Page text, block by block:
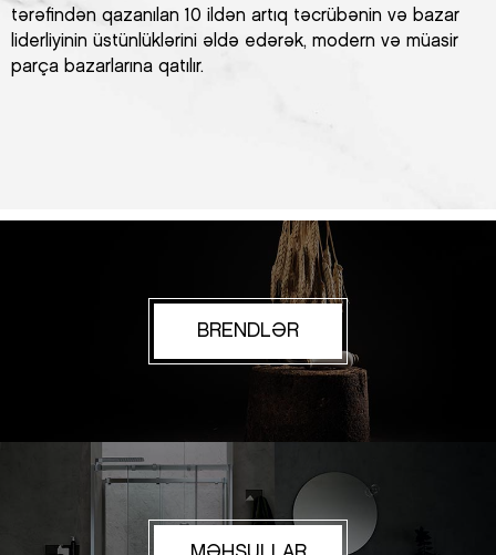
tərəfindən qazanılan 10 ildən artıq təcrübənin və bazar
liderliyinin üstünlüklərini əldə edərək, modern və müasir
parça bazarlarına qatılır.
BRENDLƏR